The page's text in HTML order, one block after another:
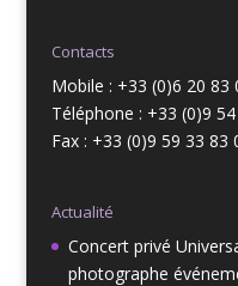
Contacts
Mobile : +33 (0)6 20 83
Téléphone : +33 (0)9
Fax : +33 (0)9 59 33 83
Actualité
Concert privé
photographe